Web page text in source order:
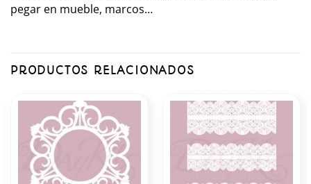
pegar en mueble, marcos…
PRODUCTOS RELACIONADOS